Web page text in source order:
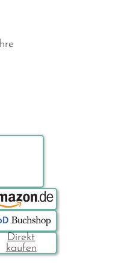
über: